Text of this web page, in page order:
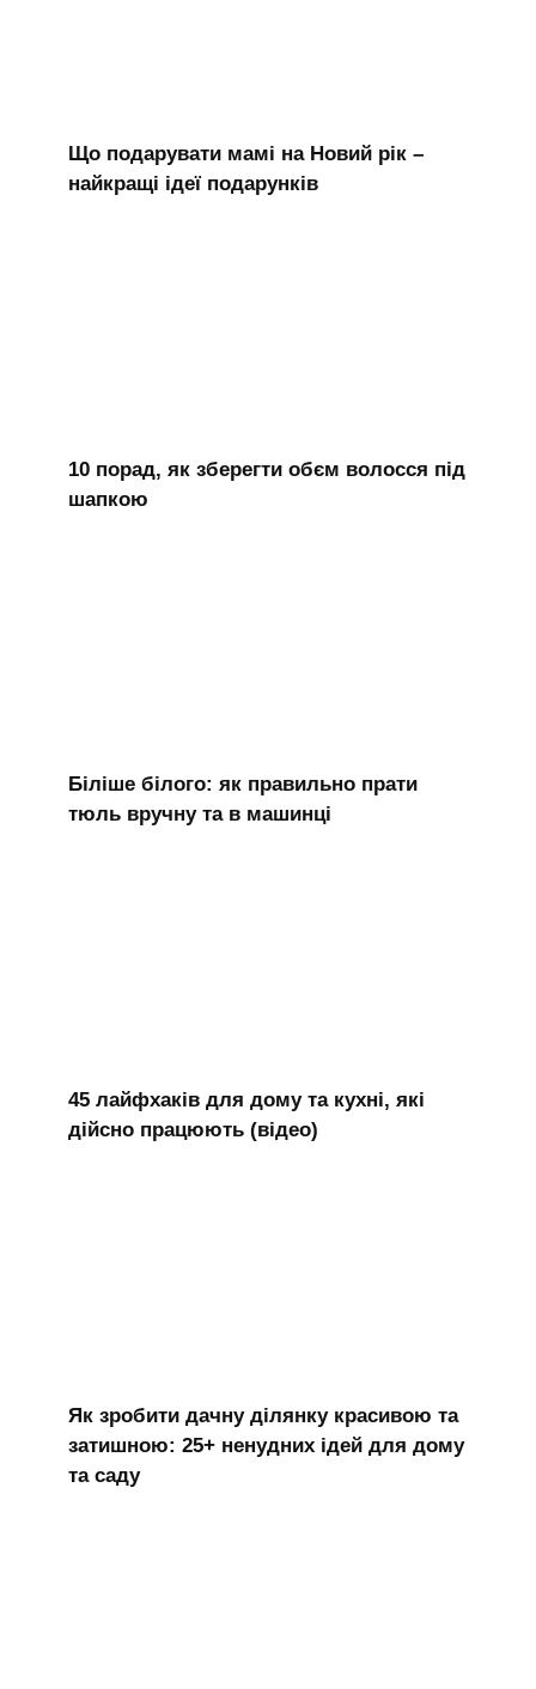
Що подарувати мамі на Новий рік –
найкращі ідеї подарунків
10 порад, як зберегти обєм волосся під
шапкою
Біліше білого: як правильно прати
тюль вручну та в машинці
45 лайфхаків для дому та кухні, які
дійсно працюють (відео)
Як зробити дачну ділянку красивою та
затишною: 25+ ненудних ідей для дому
та саду